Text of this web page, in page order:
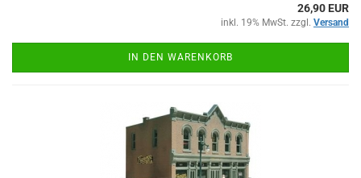
26,90 EUR
inkl. 19% MwSt. zzgl. Versand
IN DEN WARENKORB